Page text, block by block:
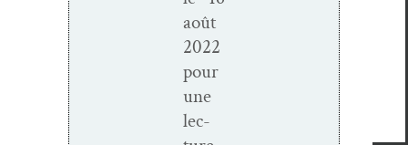
août
2022
pour
une
lec­